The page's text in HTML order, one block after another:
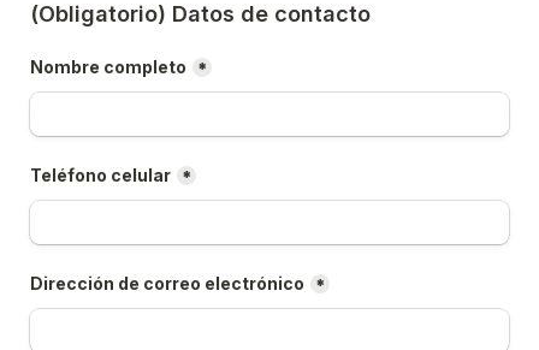
(Obligatorio) Datos de contacto
Nombre completo *
Teléfono celular *
Dirección de correo electrónico *